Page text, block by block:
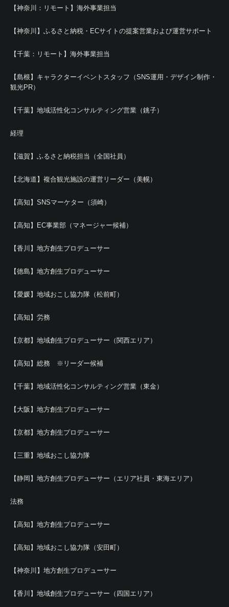
【神奈川：リモート】海外事業担当
【神奈川】ふるさと納税・ECサイトの提案営業および運営サポート
【千葉：リモート】海外事業担当
【島根】キャラクターイベントスタッフ（SNS運用・デザイン制作・
観光PR）
【千葉】地域活性化コンサルティング営業（銚子）
経理
【滋賀】ふるさと納税担当（全国社員）
【北海道】複合観光施設の運営リーダー（美幌）
【高知】SNSマーケター（須崎）
【高知】EC事業部（マネージャー候補）
【香川】地方創生プロデューサー
【徳島】地方創生プロデューサー
【愛媛】地域おこし協力隊（松前町）
【高知】労務
【京都】地域創生プロデューサー（関西エリア）
【高知】総務 ※リーダー候補
【千葉】地域活性化コンサルティング営業（東金）
【大阪】地方創生プロデューサー
【京都】地方創生プロデューサー
【三重】地域おこし協力隊
【静岡】地方創生プロデューサー（エリア社員・東海エリア）
法務
【高知】地方創生プロデューサー
【高知】地域おこし協力隊（安田町）
【神奈川】地方創生プロデューサー
【香川】地域創生プロデューサー（四国エリア）